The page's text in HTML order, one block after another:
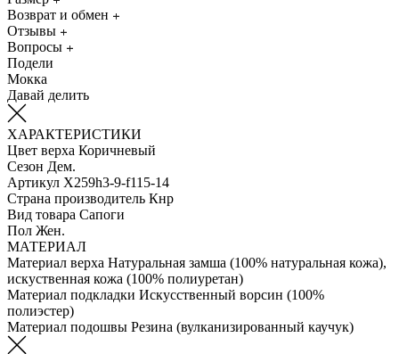
Возврат и обмен
Отзывы
Вопросы
Подели
Мокка
Давай делить
ХАРАКТЕРИСТИКИ
Цвет верха Коричневый
Сезон Дем.
Артикул X259h3-9-f115-14
Страна производитель Кнр
Вид товара Сапоги
Пол Жен.
МАТЕРИАЛ
Материал верха Натуральная замша (100% натуральная кожа),
искуственная кожа (100% полиуретан)
Материал подкладки Искусственный ворсин (100%
полиэстер)
Материал подошвы Резина (вулканизированный каучук)